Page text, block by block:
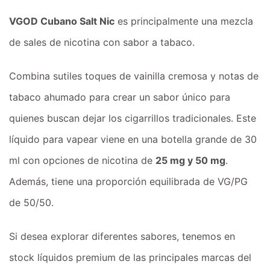
VGOD Cubano Salt Nic es principalmente una mezcla
de sales de nicotina con sabor a tabaco.
Combina sutiles toques de vainilla cremosa y notas de
tabaco ahumado para crear un sabor único para
quienes buscan dejar los cigarrillos tradicionales. Este
líquido para vapear viene en una botella grande de 30
ml con opciones de nicotina de 25 mg y 50 mg.
Además, tiene una proporción equilibrada de VG/PG
de 50/50.
Si desea explorar diferentes sabores, tenemos en
stock líquidos premium de las principales marcas del